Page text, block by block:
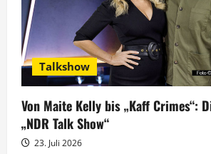
Talkshow
Von Maite Kelly bis „Kaff Crimes“:
„NDR Talk Show“
23. Juli 2026